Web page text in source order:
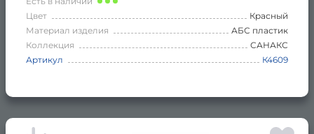
Цвет
Красный
Материал изделия
АБС пластик
Коллекция
САНАКС
Артикул
К4609